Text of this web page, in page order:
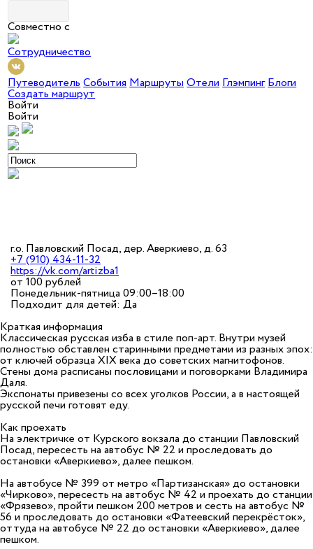
Совместно с
Сотрудничество
ПутеводительСобытияМаршрутыОтелиГлэмпингБлоги
Создать маршрут
Войти
Войти
г.о. Павловский Посад, дер. Аверкиево, д. 63
+7 (910) 434-11-32
https://vk.com/artizba1
от 100 рублей
Понедельник-пятница 09:00–18:00
Подходит для детей: Да
Краткая информация
Классическая русская изба в стиле поп-арт. Внутри музей
полностью обставлен старинными предметами из разных эпох:
от ключей образца XIX века до советских магнитофонов.
Стены дома расписаны пословицами и поговорками Владимира
Даля.
Экспонаты привезены со всех уголков России, а в настоящей
русской печи готовят еду.
Как проехать
На электричке от Курского вокзала до станции Павловский
Посад, пересесть на автобус № 22 и проследовать до
остановки «Аверкиево», далее пешком.
На автобусе № 399 от метро «Партизанская» до остановки
«Чирково», пересесть на автобус № 42 и проехать до станции
«Фрязево», пройти пешком 200 метров и сесть на автобус №
56 и проследовать до остановки «Фатеевский перекрёсток»,
оттуда на автобусе № 22 до остановки «Аверкиево», далее
пешком.